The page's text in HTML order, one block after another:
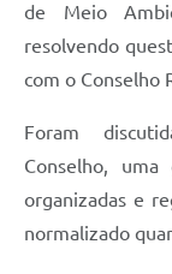
Plano Estratégico
LGPD - Governo
licenciamento
de Meio
resolvendo
com o Conselho
Foram
Conselho,
organizadas e
normalizado